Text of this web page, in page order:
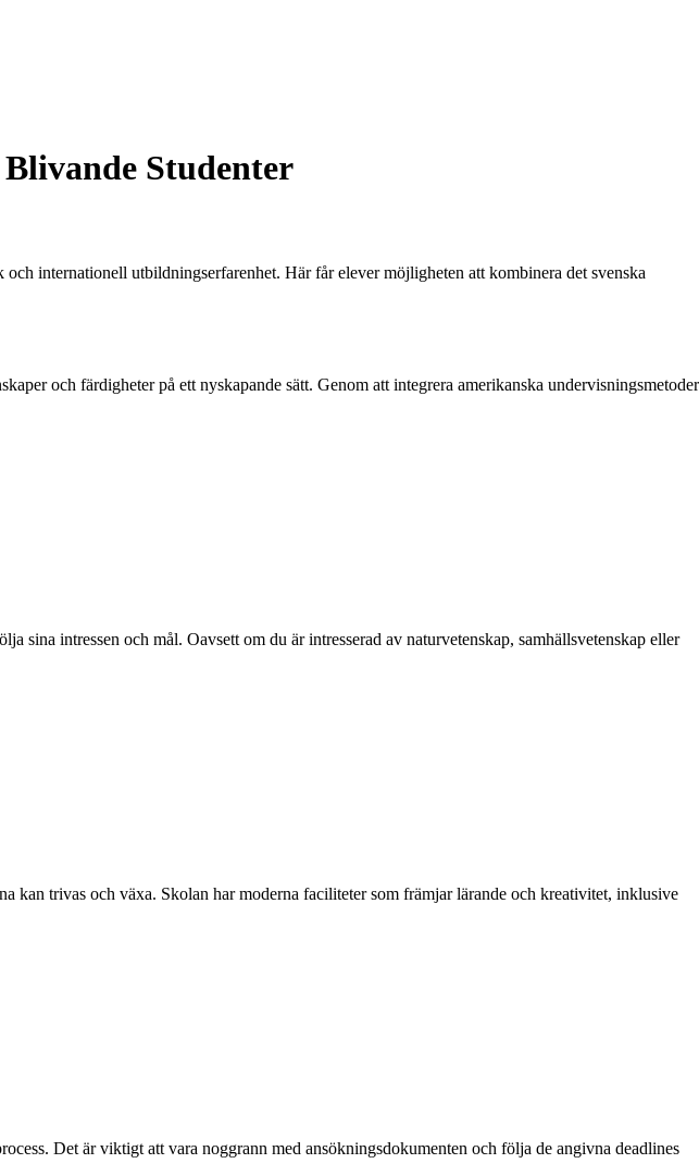
Studenter
internationell utbildningserfarenhet. Här får elever möjligheten att kombinera det svenska
och färdigheter på ett nyskapande sätt. Genom att integrera amerikanska undervisningsmetoder
intressen och mål. Oavsett om du är intresserad av naturvetenskap, samhällsvetenskap eller
kan trivas och växa. Skolan har moderna faciliteter som främjar lärande och kreativitet, inklusive
Det är viktigt att vara noggrann med ansökningsdokumenten och följa de angivna deadlines